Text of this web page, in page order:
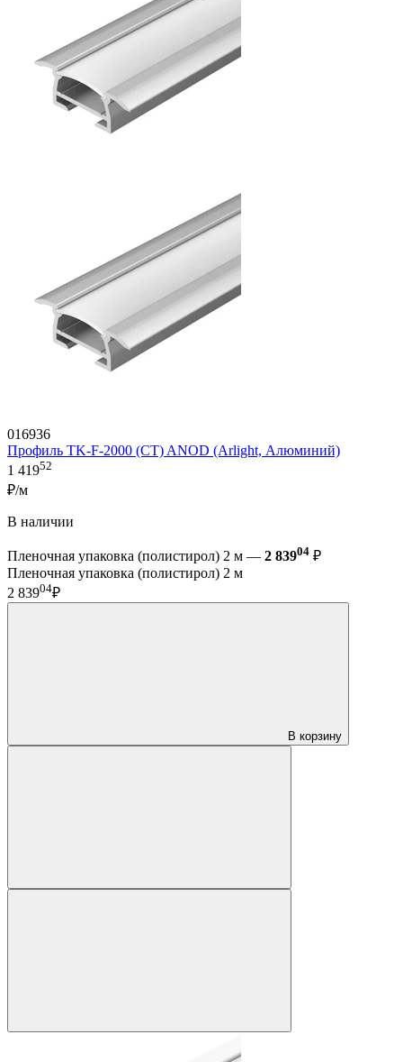
016936
Профиль TK-F-2000 (CT) ANOD (Arlight, Алюминий)
1 41952
₽/м
В наличии
Пленочная упаковка (полистирол) 2 м — 2 83904 ₽
Пленочная упаковка (полистирол) 2 м
2 83904₽
В корзину